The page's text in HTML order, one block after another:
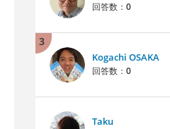
回答数： 0
3
Kogachi OSAKA
回答数： 0
Taku